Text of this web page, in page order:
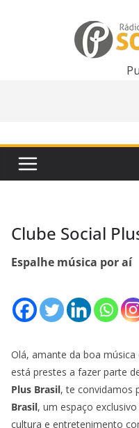
Clube Social
Espalhe música por aí
Olá, amante da boa
está prestes a fazer parte
Plus Brasil, te convidamos
Brasil, um espaço
cultura e entretenimento